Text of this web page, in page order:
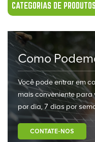
CATEGORIAS DE PRODUTOS
Como
Você pode entrar em
mais conveniente para
por dia, 7 dias por
CONTATE-NOS